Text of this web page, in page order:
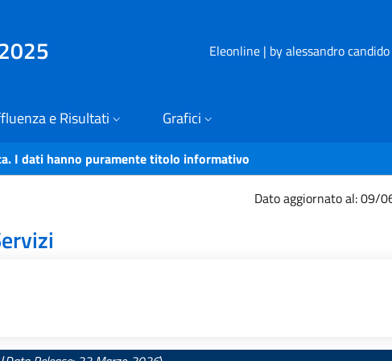
Eleonline | by alessandro
e Risultati Grafici
I dati hanno puramente titolo informativo
Dato aggiornato al: 09/